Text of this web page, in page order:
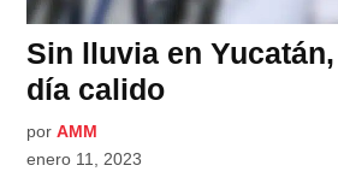
Sin lluvia en
día calido
por AMM
enero 11, 2023